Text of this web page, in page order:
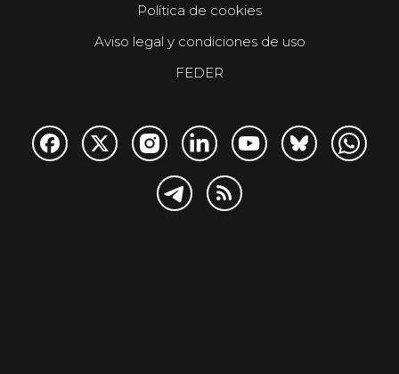
Política de cookies
Aviso legal y condiciones de uso
FEDER